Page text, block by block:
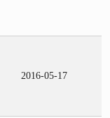
2016-05-17